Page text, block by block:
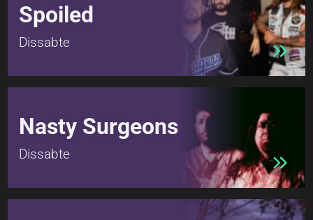
Spoiled
Dissabte
Nasty Surgeons
Dissabte